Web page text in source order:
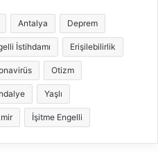
Antalya Deprem
İstihdamı Erişilebilirlik
Otizm
Yaşlı
İşitme Engelli